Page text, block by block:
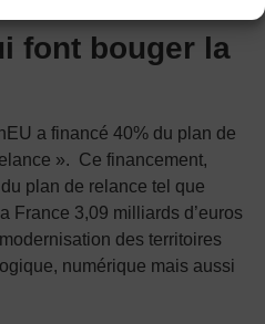
font bouger la
a financé 40% du plan de
». Ce financement,
plan de relance tel que
France 3,09 milliards d’euros
des territoires
numérique mais aussi